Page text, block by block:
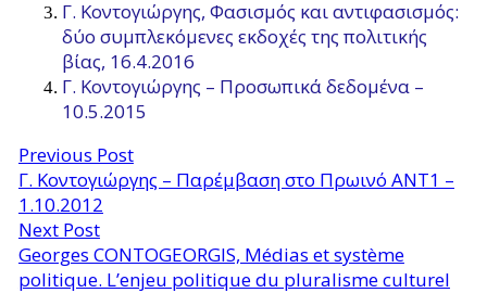
Γ. Κοντογιώργης, Φασισμός και αντιφασισμός:
δύο συμπλεκόμενες εκδοχές της πολιτικής
βίας, 16.4.2016
Γ. Κοντογιώργης – Προσωπικά δεδομένα –
10.5.2015
Previous Post
Γ. Κοντογιώργης – Παρέμβαση στο Πρωινό ΑΝΤ1 –
1.10.2012
Next Post
Georges CONTOGEORGIS, Médias et système
politique. L’enjeu politique du pluralisme culturel